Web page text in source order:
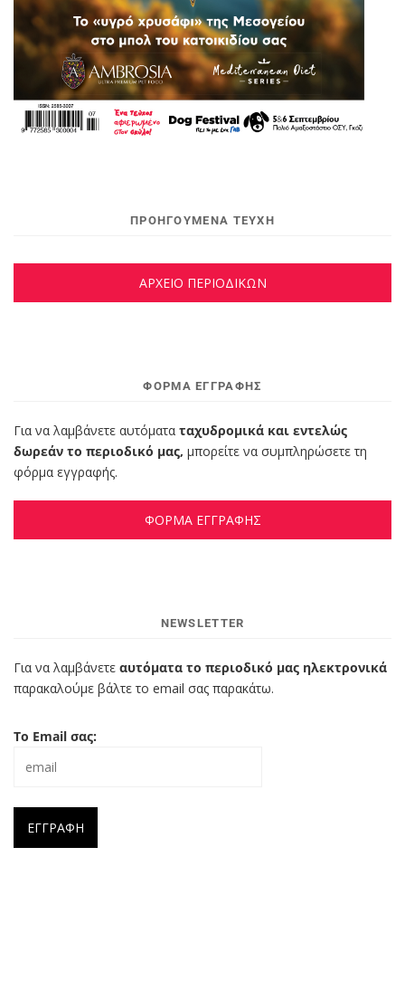
ΠΡΟΗΓΟΥΜΕΝΑ ΤΕΥΧΗ
ΑΡΧΕΙΟ ΠΕΡΙΟΔΙΚΩΝ
ΦΌΡΜΑ ΕΓΓΡΑΦΉΣ
Για να λαμβάνετε αυτόματα ταχυδρομικά και εντελώς
δωρεάν το περιοδικό μας, μπορείτε να συμπληρώσετε τη
φόρμα εγγραφής.
ΦΟΡΜΑ ΕΓΓΡΑΦΗΣ
NEWSLETTER
Για να λαμβάνετε αυτόματα το περιοδικό μας ηλεκτρονικά
παρακαλούμε βάλτε το email σας παρακάτω.
Το Email σας: